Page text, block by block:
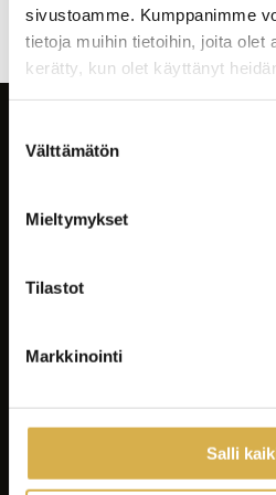
sivustoamme. Kumppanimme
tietoja muihin tietoihin, joita olet
kerätty, kun olet käyttänyt
valinta
Välttämätön
Mieltymykset
Tilastot
Markkinointi
Salli